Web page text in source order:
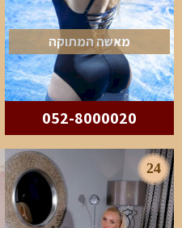
מאשה המתוקה
052-8000020
24